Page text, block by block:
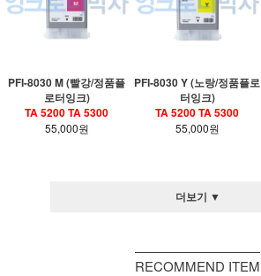
PFI-8030 M (빨강/정품플
로터잉크)
TA 5200 TA 5300
55,000원
PFI-8030 Y (노랑/정품플로
터잉크)
TA 5200 TA 5300
55,000원
더보기 ▼
RECOMMEND ITEM